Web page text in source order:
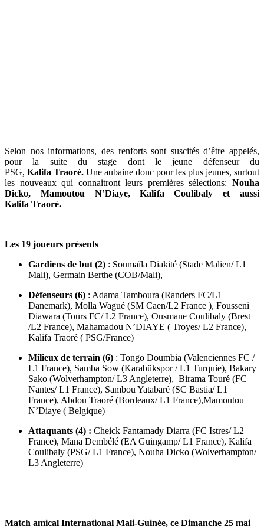
Selon nos informations, des renforts sont suscités d’être appelés,
pour la suite du stage dont le jeune défenseur du
PSG, Kalifa Traoré. Une aubaine donc pour les plus jeunes, surtout
les nouveaux qui connaitront leurs premières sélections: Nouha
Dicko, Mamoutou N’Diaye, Kalifa Coulibaly et aussi
Kalifa Traoré.
Les 19 joueurs présents
Gardiens de but (2) : Soumaïla Diakité (Stade Malien/ L1
Mali), Germain Berthe (COB/Mali),
Défenseurs (6) : Adama Tamboura (Randers FC/L1
Danemark), Molla Wagué (SM Caen/L2 France ), Fousseni
Diawara (Tours FC/ L2 France), Ousmane Coulibaly (Brest
/L2 France), Mahamadou N’DIAYE ( Troyes/ L2 France),
Kalifa Traoré ( PSG/France)
Milieux de terrain (6) : Tongo Doumbia (Valenciennes FC /
L1 France), Samba Sow (Karabükspor / L1 Turquie), Bakary
Sako (Wolverhampton/ L3 Angleterre), Birama Touré (FC
Nantes/ L1 France), Sambou Yatabaré (SC Bastia/ L1
France), Abdou Traoré (Bordeaux/ L1 France),Mamoutou
N’Diaye ( Belgique)
Attaquants (4) : Cheick Fantamady Diarra (FC Istres/ L2
France), Mana Dembélé (EA Guingamp/ L1 France), Kalifa
Coulibaly (PSG/ L1 France), Nouha Dicko (Wolverhampton/
L3 Angleterre)
Match amical International Mali-Guinée, ce Dimanche 25 mai